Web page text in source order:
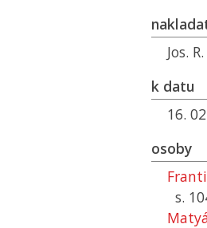
Jos.
k datu
16.
osoby
s.